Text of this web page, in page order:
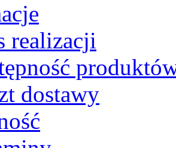
realizacji
dostawy